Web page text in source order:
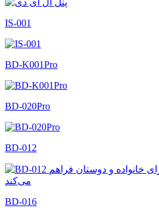
IS-001
BD-K001Pro
BD-020Pro
BD-012
BD-016